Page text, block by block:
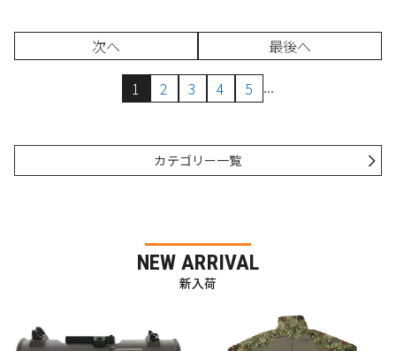
次へ
最後へ
1
2 3 4 5 ...
カテゴリー一覧
NEW ARRIVAL
新入荷